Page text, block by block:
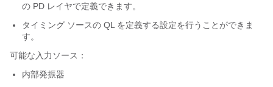
の PD レイヤで定義できます。
タイミング ソースの QL を定義する設定を行うことができま
す。
可能な入力ソース：
内部発振器